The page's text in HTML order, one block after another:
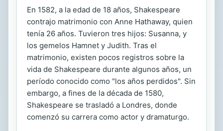
En 1582, a la edad de 18 años, Shakespeare
contrajo matrimonio con Anne Hathaway, quien
tenía 26 años. Tuvieron tres hijos: Susanna, y
los gemelos Hamnet y Judith. Tras el
matrimonio, existen pocos registros sobre la
vida de Shakespeare durante algunos años, un
período conocido como "los años perdidos". Sin
embargo, a fines de la década de 1580,
Shakespeare se trasladó a Londres, donde
comenzó su carrera como actor y dramaturgo.